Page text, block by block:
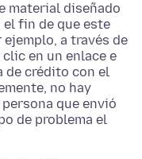
material diseñado
fin de que este
a través de
en un enlace e
de crédito con el
no hay
que envió
de problema el